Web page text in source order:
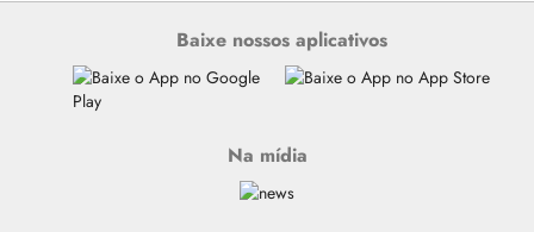
Baixe nossos aplicativos
Na mídia